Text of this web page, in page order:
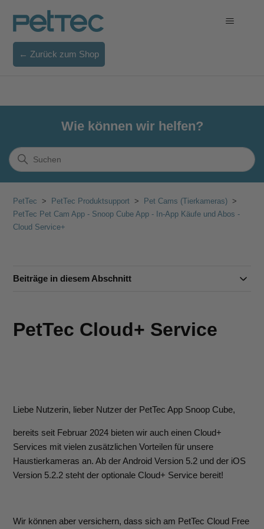
← Zurück zum Shop
Wie können wir helfen?
PetTec PetTec Produktsupport
Pet Cams (Tierkameras)
PetTec Pet Cam App - Snoop Cube App - In-App Käufe und Abos -
Cloud Service+
Beiträge in diesem Abschnitt
PetTec Cloud+ Service
Liebe Nutzerin, lieber Nutzer der PetTec App Snoop Cube,
bereits seit Februar 2024 bieten wir auch einen Cloud+
Services mit vielen zusätzlichen Vorteilen für unsere
Haustierkameras an. Ab der Android Version 5.2 und der iOS
Version 5.2.2 steht der optionale Cloud+ Service bereit!
Wir können aber versichern, dass sich am PetTec Cloud Free